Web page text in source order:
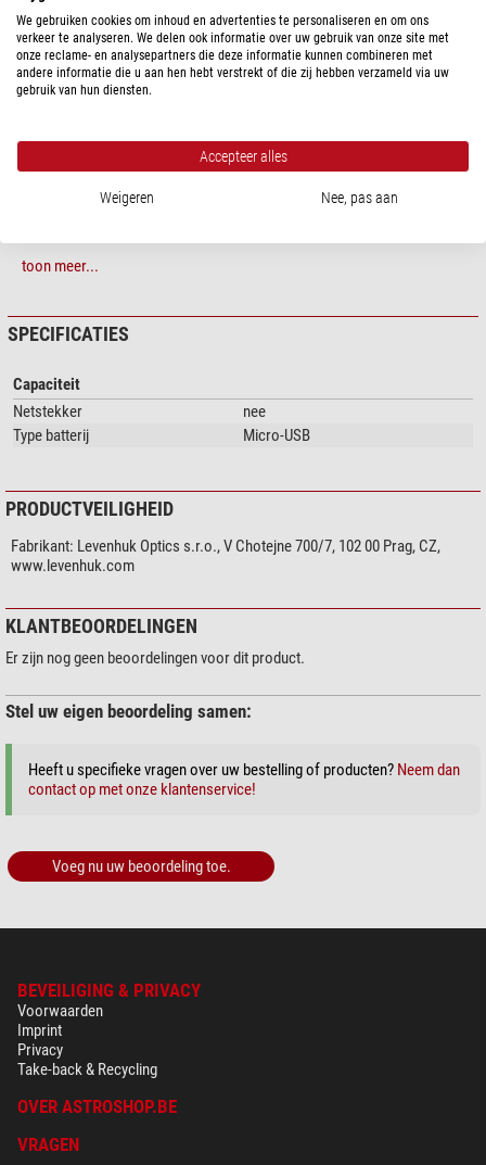
PRODUCTOMSCHRIJVING
Het Star Sky astroplanetarium is een sterrenhemelprojector en een stijlvol
decoratief element. Het zal indruk maken op de hele familie, een unieke
sfeer creëren in de kamer en gasten vermaken op elk feest of themafeest.
meerdere oppervlakken, samengesteld uit verschillende onderdelen en
gemonteerd op een basis. Sluit het instrument aan op de voeding, start de
projectie en vul uw kamer met een heleboel sterren en sterrenbeelden!
instrument efficiënt te laten werken. Het is noodzakelijk om het instrument
op de voeding aan te sluiten: u kunt hiervoor een micro USB kabel
Optimale projectieafstand: 1.5-2 meter
Eenvoudige bediening met één knop
Optie om de kleur van de projectielichten te kiezen
toon meer...
SPECIFICATIES
Capaciteit
Netstekker
nee
Type batterij
Micro-USB
PRODUCTVEILIGHEID
Fabrikant: Levenhuk Optics s.r.o., V Chotejne 700/7, 102 00 Prag, CZ,
www.levenhuk.com
KLANTBEOORDELINGEN
Er zijn nog geen beoordelingen voor dit product.
Stel uw eigen beoordeling samen:
Heeft u specifieke vragen over uw bestelling of producten? Neem dan
contact op met onze klantenservice!
Voeg nu uw beoordeling toe.
BEVEILIGING & PRIVACY
Voorwaarden
Imprint
Privacy
Take-back & Recycling
OVER ASTROSHOP.BE
VRAGEN
We gebruiken cookies om inhoud en advertenties te personaliseren en om ons
verkeer te analyseren. We delen ook informatie over uw gebruik van onze site met
onze reclame- en analysepartners die deze informatie kunnen combineren met
andere informatie die u aan hen hebt verstrekt of die zij hebben verzameld via uw
gebruik van hun diensten.
Accepteer alles
Weigeren Nee, pas aan